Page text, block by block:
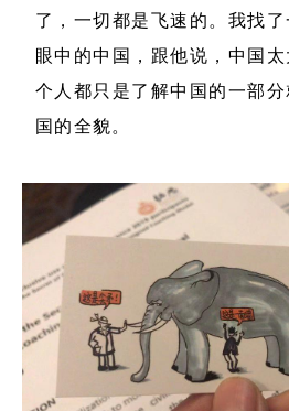
了，一切都是飞速的。我找
眼中的中国，跟他说，中国
个人都只是了解中国的一部
国的全貌。